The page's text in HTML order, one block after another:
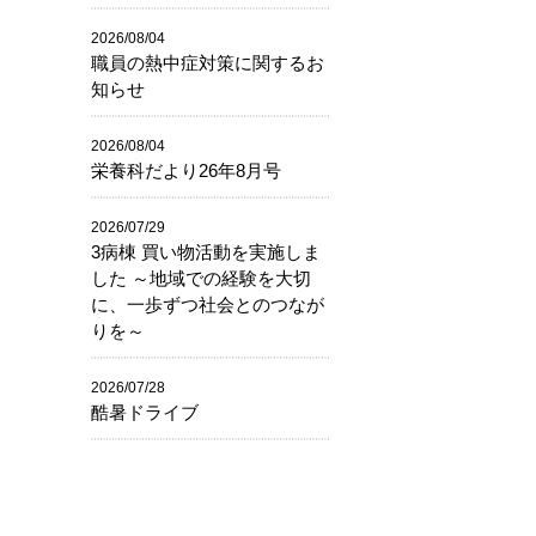
2026/08/04
職員の熱中症対策に関するお
知らせ
2026/08/04
栄養科だより26年8月号
2026/07/29
3病棟 買い物活動を実施しま
した ～地域での経験を大切
に、一歩ずつ社会とのつなが
りを～
2026/07/28
酷暑ドライブ